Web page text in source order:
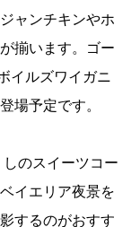
ャンチキンやホ
揃います。ゴー
イルズワイガニ
場予定です。
しのスイーツコー
イエリア夜景を
するのがおすす